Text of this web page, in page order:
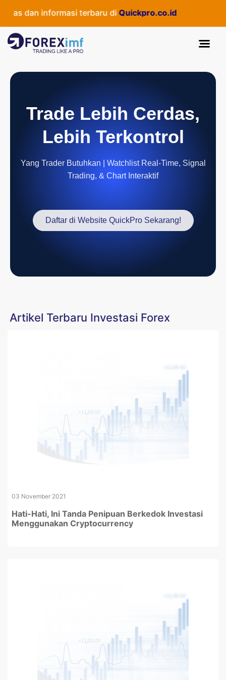
dan informasi terbaru diQuickpro.co.id
Trade Lebih Cerdas,
Lebih Terkontrol
Yang Trader Butuhkan | Watchlist Real-Time, Signal
Trading, & Chart Interaktif
Daftar di Website QuickPro Sekarang!
Artikel Terbaru Investasi Forex
03 November 2021
Hati-Hati, Ini Tanda Penipuan Berkedok Investasi
Menggunakan Cryptocurrency